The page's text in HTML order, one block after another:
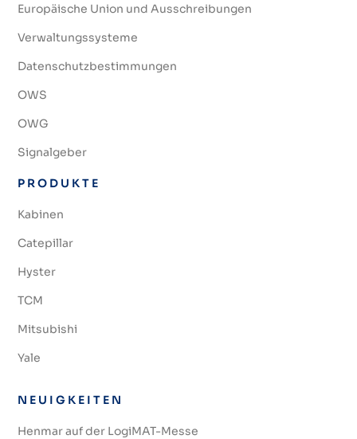
Europäische Union und Ausschreibungen
Verwaltungssysteme
Datenschutzbestimmungen
OWS
OWG
Signalgeber
PRODUKTE
Kabinen
Catepillar
Hyster
TCM
Mitsubishi
Yale
NEUIGKEITEN
Henmar auf der LogiMAT-Messe